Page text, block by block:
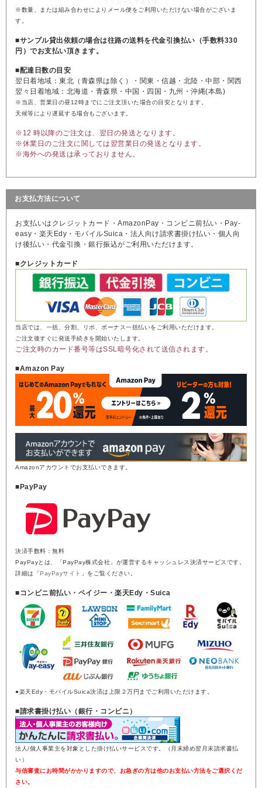
※数量、または組み合わせによりメール便をご利用いただけない場合がございま
す。
■サンプル貸出依頼の場合は往路の送料を代金引換払い（手数料330
円）でお支払い頂きます。
■配達日数の目安
翌日着地域：東北（青森県は除く）・関東・信越・北陸・中部・関西
翌々日着地域：北海道・青森県・中国・四国・九州・沖縄(本島)
※当店、営業日の昼12時までにご注文頂いた場合の目安となります。
天候等により遅延する場合もございます。
※12 時以降のご注文は、翌日の発送となります。
※休業日のご注文に関しては翌営業日の発送となります。
※海外への発送は承っておりません。
お支払方法について
お支払いはクレジットカード・AmazonPay・コンビニ前払い・Pay-
easy・楽天Edy・モバイルSuica・法人向け請求書掛け払い・個人向
け後払い・代金引換・銀行振込がご利用いただけます。
■クレジットカード
当店では、一括、分割、リボ、ボーナス一括払いをご利用いただけます。
ご注文後すぐに発送手続きを開始いたします。
ご注文時のカード番号等はSSL暗号化されて送信されます。
■Amazon Pay
Amazonアカウントでお支払いできます。
■PayPay
決済手数料：無料
PayPayとは、「PayPay株式会社」が運営するキャッシュレス決済サービスです。
詳細は「PayPayサイト 」をご覧ください。
■コンビニ前払い・ペイジー・楽天Edy・Suica
●楽天Edy・モバイルSuica決済は上限２万円までご利用いただけます。
■請求書掛け払い（銀行・コンビニ）
法人/個人事業主を対象とした掛け払いサービスです。（月末締め翌月末請求書払
い）
与信審査にお時間がかかりますので、お急ぎの方は他のお支払い方法をご選択くだ
さい。